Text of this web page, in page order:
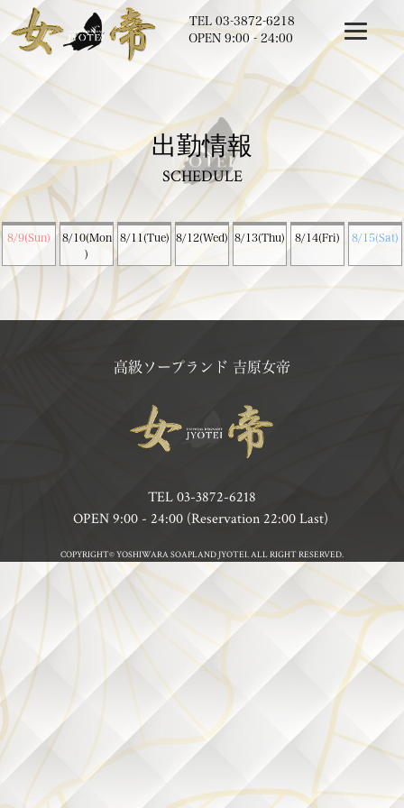
TEL03-3872-6218
OPEN 9:00 - 24:00
出勤情報
SCHEDULE
8/9(Sun)
8/10(Mon
)
8/11(Tue) 8/12(Wed) 8/13(Thu) 8/14(Fri) 8/15(Sat)
高級ソープランド 吉原女帝
TEL03-3872-6218
OPEN 9:00 - 24:00 (Reservation 22:00 Last)
COPYRIGHT© YOSHIWARA SOAPLAND JYOTEI. ALL RIGHT RESERVED.